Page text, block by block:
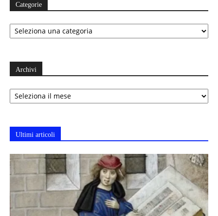
Categorie
Categorie
Archivi
Archivi
Ultimi articoli